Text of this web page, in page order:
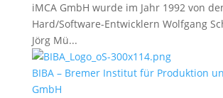
iMCA GmbH wurde im Jahr 1992 von
Hard/Software-Entwicklern Wolfgang
Jörg Mü...
BIBA – Bremer Institut für Produktion
GmbH